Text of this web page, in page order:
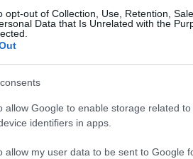
opt-out of Collection, Use, Retention,
Data that Is Unrelated with the
allow Google to enable storage related
identifiers in apps.
allow my user data to be sent to Google
των συμπτωμάτων της
με τον γιατρό σου.
«Συν Αθηνά και χείρα
το υπνοδωμάτιο να έχει
από πάνω σου σκόνη, γύρη
τη νύχτα και φρόντιζε να τον
φρόντιζε να τα